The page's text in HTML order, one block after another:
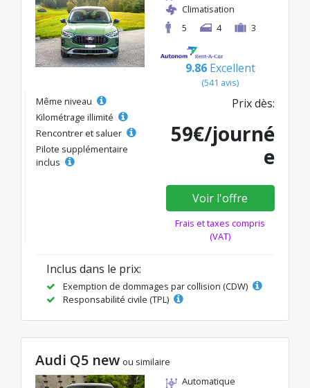
Climatisation
5
4 3
9.86 Excellent
(541 avis)
Même niveau
Kilométrage illimité
Rencontrer et saluer
Pilote supplémentaire
inclus
Prix dès:
59€/journé
e
Voir l'offre
Frais et taxes compris
(VAT)
Inclus dans le prix:
Exemption de dommages par collision (CDW)
Responsabilité civile (TPL)
Audi Q5 new ou similaire
Automatique